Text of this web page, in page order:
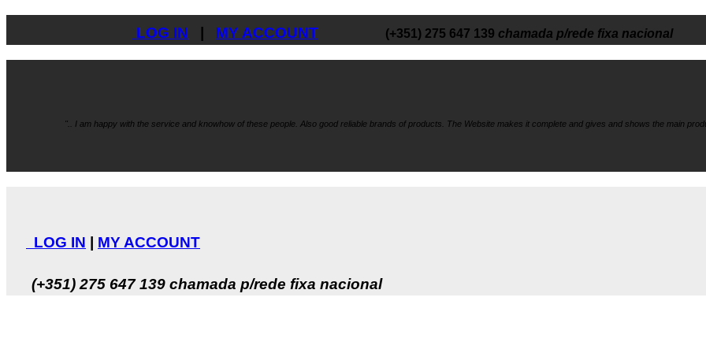
LOG IN MY ACCOUNT (+351) 275 647 139 chamada p/rede fixa nacional
".. I am happy with the service and knowhow of these people. Also good reliable brands of products. The Website makes it complete and gives and shows the main
LOG IN MY ACCOUNT
(+351) 275 647 139 chamada p/rede fixa nacional